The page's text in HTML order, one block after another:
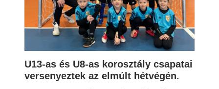
U13-as és U8-as korosztály csapatai
versenyeztek az elmúlt hétvégén.